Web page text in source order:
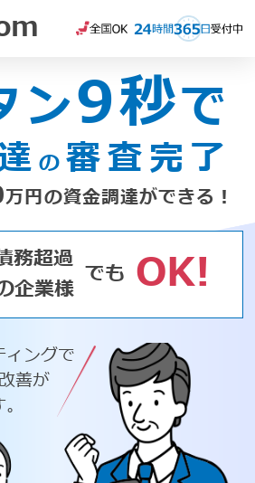
ン9秒で
の審査完了
万円の資金調達ができる！
務超過
企業様 でも OK!
ングで
善が